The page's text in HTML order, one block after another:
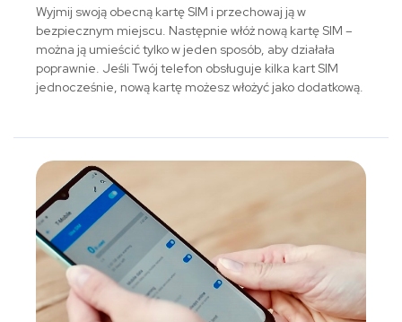
Wyjmij swoją obecną kartę SIM i przechowaj ją w
bezpiecznym miejscu. Następnie włóż nową kartę SIM –
można ją umieścić tylko w jeden sposób, aby działała
poprawnie. Jeśli Twój telefon obsługuje kilka kart SIM
jednocześnie, nową kartę możesz włożyć jako dodatkową.